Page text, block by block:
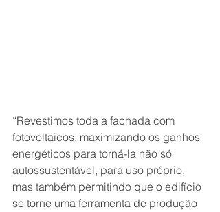
“Revestimos toda a fachada com
fotovoltaicos, maximizando os ganhos
energéticos para torná-la não só
autossustentável, para uso próprio,
mas também permitindo que o edifício
se torne uma ferramenta de produção